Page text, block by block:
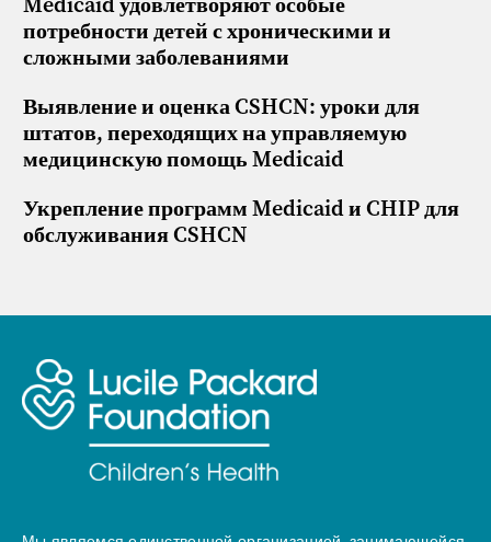
потребности детей с хроническими и
сложными заболеваниями
Выявление и оценка CSHCN: уроки для
штатов, переходящих на управляемую
медицинскую помощь Medicaid
Укрепление программ Medicaid и CHIP для
обслуживания CSHCN